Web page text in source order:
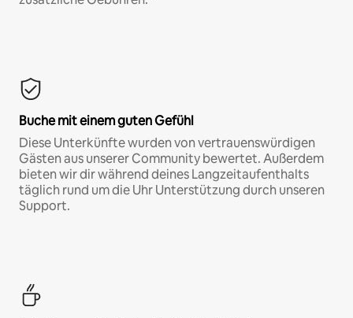
Buche mit einem guten Gefühl
Diese Unterkünfte wurden von vertrauenswürdigen
Gästen aus unserer Community bewertet. Außerdem
bieten wir dir während deines Langzeitaufenthalts
täglich rund um die Uhr Unterstützung durch unseren
Support.